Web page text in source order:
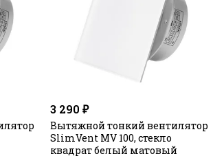
3 290 ₽
Вытяжной тонкий вентилятор
SlimVent МV 100, стекло
квадрат белый матовый